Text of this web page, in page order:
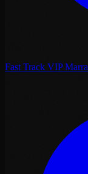
Fast Track VIP